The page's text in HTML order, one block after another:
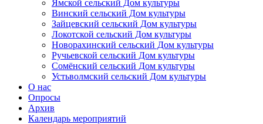
Ямской сельский Дом культуры
Винский сельский Дом культуры
Зайцевский сельский Дом культуры
Локотской сельский Дом культуры
Новорахинский сельский Дом культуры
Ручьевской сельский Дом культуры
Сомёнский сельский Дом культуры
Устьволмский сельский Дом культуры
О нас
Опросы
Архив
Календарь мероприятий